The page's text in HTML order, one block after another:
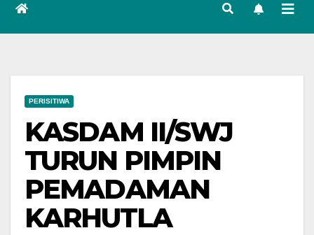
PERISITIWA
KASDAM II/SWJ
TURUN PIMPIN
PEMADAMAN
KARHUTLA